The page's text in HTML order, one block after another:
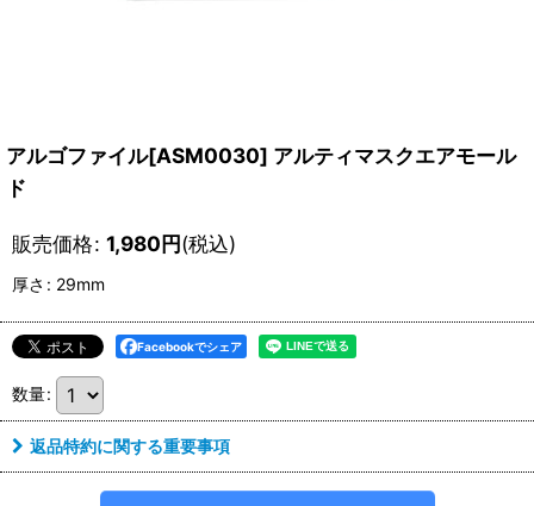
アルゴファイル[ASM0030] アルティマスクエアモール
ド
販売価格: 1,980円(税込)
厚さ : 29mm
Facebookでシェア
数量:
返品特約に関する重要事項